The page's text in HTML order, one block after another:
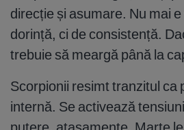
direcție și asumare. Nu mai
dorință, ci de consistență.
trebuie să meargă până la
Scorpionii resimt tranzitul ca
internă. Se activează